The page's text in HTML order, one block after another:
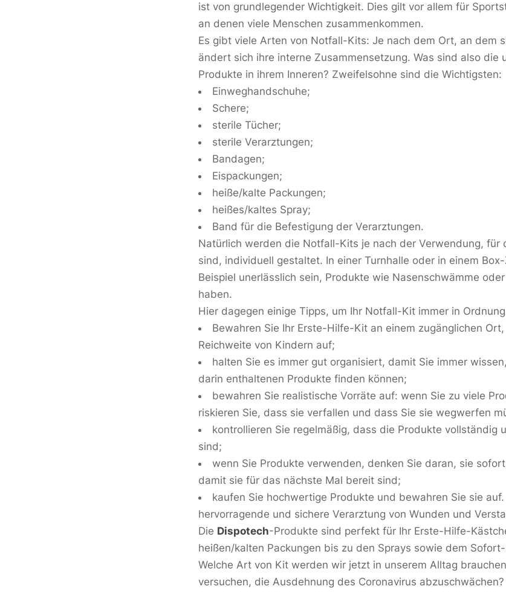
ist von grundlegender Wichtigkeit. Dies gilt vor allem für
an denen viele Menschen zusammenkommen.
Es gibt viele Arten von Notfall-Kits: Je nach dem Ort, an dem
ändert sich ihre interne Zusammensetzung. Was sind also die
Produkte in ihrem Inneren? Zweifelsohne sind die Wichtigsten:
Einweghandschuhe;
Schere;
sterile Tücher;
sterile Verarztungen;
Bandagen;
Eispackungen;
heiße/kalte Packungen;
heißes/kaltes Spray;
Band für die Befestigung der Verarztungen.
Natürlich werden die Notfall-Kits je nach der Verwendung, für
sind, individuell gestaltet. In einer Turnhalle oder in einem
Beispiel unerlässlich sein, Produkte wie Nasenschwämme
haben.
Hier dagegen einige Tipps, um Ihr Notfall-Kit immer in
Bewahren Sie Ihr Erste-Hilfe-Kit an einem zugänglichen
Reichweite von Kindern auf;
halten Sie es immer gut organisiert, damit Sie immer
darin enthaltenen Produkte finden können;
bewahren Sie realistische Vorräte auf: wenn Sie zu viele
riskieren Sie, dass sie verfallen und dass Sie sie wegwerfen
kontrollieren Sie regelmäßig, dass die Produkte vollständig
sind;
wenn Sie Produkte verwenden, denken Sie daran, sie
damit sie für das nächste Mal bereit sind;
kaufen Sie hochwertige Produkte und bewahren Sie sie
hervorragende und sichere Verarztung von Wunden und
Die Dispotech-Produkte sind perfekt für Ihr Erste-Hilfe-
heißen/kalten Packungen bis zu den Sprays sowie dem Sofort-
Welche Art von Kit werden wir jetzt in unserem Alltag
versuchen, die Ausdehnung des Coronavirus